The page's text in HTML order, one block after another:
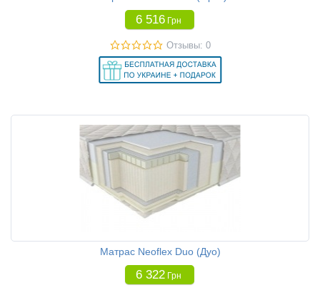
6 516 Грн
Отзывы: 0
Матрас Neoflex Duo (Дуо)
6 322 Грн